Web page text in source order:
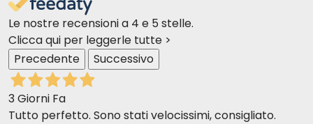
Le nostre recensioni a 4 e 5 stelle.
Clicca qui per leggerle tutte >
Precedente
Successivo
3 Giorni Fa
Tutto perfetto. Sono stati velocissimi, consigliato.